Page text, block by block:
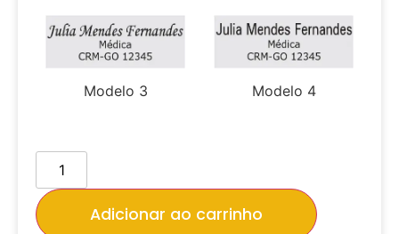
Modelo 3 Modelo 4
Adicionar ao carrinho